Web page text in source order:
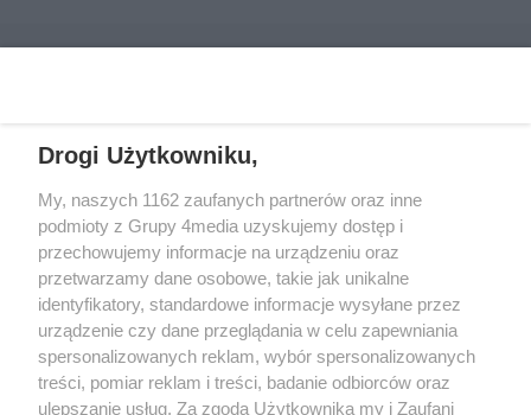
Reklama Kontakt Regulamin
Dystrybucja
Regulamin prenumeraty
Polityka Prywatności
Zapisz się do newslettera
Drogi Użytkowniku,
My, naszych 1162 zaufanych partnerów oraz inne
podmioty z Grupy 4media uzyskujemy dostęp i
przechowujemy informacje na urządzeniu oraz
przetwarzamy dane osobowe, takie jak unikalne
identyfikatory, standardowe informacje wysyłane przez
urządzenie czy dane przeglądania w celu zapewniania
spersonalizowanych reklam, wybór spersonalizowanych
treści, pomiar reklam i treści, badanie odbiorców oraz
ulepszanie usług. Za zgodą Użytkownika my i Zaufani